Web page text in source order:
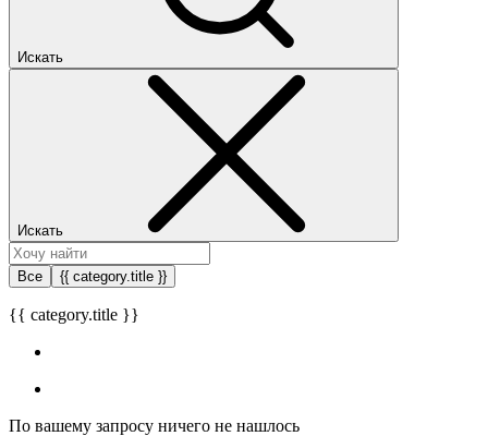
Искать
Искать
Все {{ category.title }}
{{ category.title }}
По вашему запросу ничего не нашлось